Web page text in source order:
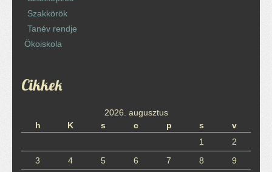
Szakkörök
Tanév rendje
Ökoiskola
Cikkek
2026. augusztus
h
K s c p s
v
1
2
3
4 5 6 7 8
9